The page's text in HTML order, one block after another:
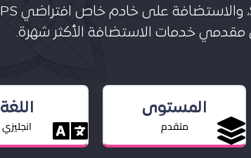
مقدمي خدمات الاستضافة الأكثر شهرة.
المستوى
متقدم
اللغة
انجليزي